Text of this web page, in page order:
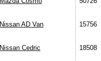
Nissan AD Van 15756
Nissan Cedric 18508